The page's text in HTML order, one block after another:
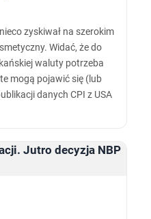
zyskiwał na szerokim
Widać, że do
waluty potrzeba
mogą pojawić się (lub
danych CPI z USA